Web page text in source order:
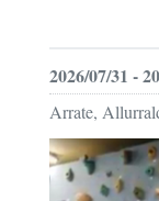
2026/07/31 -
Arrate,